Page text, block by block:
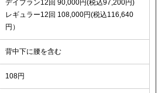
デイプラン12回 90,000円(税込97,200円)
レギュラー12回 108,000円(税込116,640
円）
背中下に腰を含む
108円